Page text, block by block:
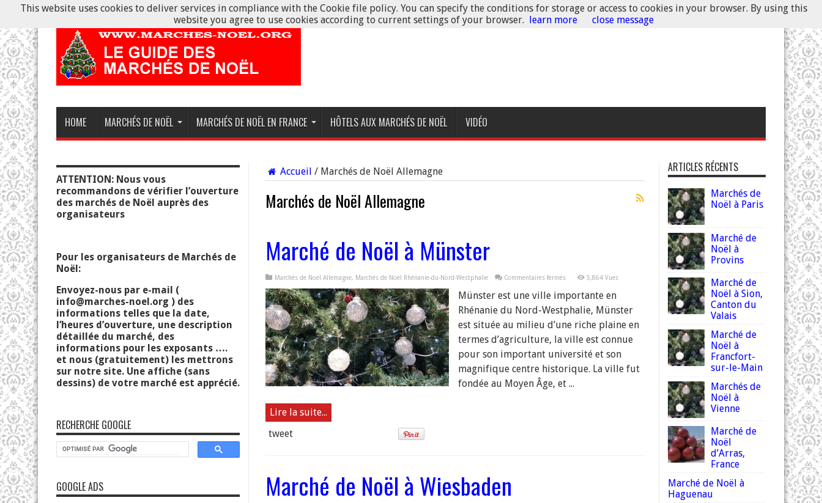
HOME MARCHÉS DE NOËL MARCHÉS DE NOËL EN FRANCE HÔTELS AUX MARCHÉS DE NOËL VIDÉO
Accueil / Marchés de Noël Allemagne
Marchés de Noël Allemagne
Marché de Noël à Münster
Marchés de Noël Allemagne, Marchés de Noël Rhénanie-du-Nord-Westphalie Commentaires fermés
Noël
Münster
5,864 Vues
Münster est une ville importante en
Rhénanie du Nord-Westphalie, Münster
est située au milieu d’une riche plaine en
termes d’agriculture, la ville est connue
pour son important université et son
magnifique centre historique. La ville fut
fondée au Moyen Âge, et ...
Lire la suite...
tweet
Marché de Noël à Wiesbaden
ARTICLES RÉCENTS
Marchés de
Noël à Paris
Marché de
Noël à
Provins
Marché de
Noël à Sion,
Canton du
Valais
Marché de
Noël à
Francfort-
sur-le-Main
Marchés de
Noël à
Vienne
Marché de
Noël
d’Arras,
France
Marché de Noël à
Haguenau
ATTENTION: Nous vous
recommandons de vérifier l’ouverture
des marchés de Noël auprès des
organisateurs
Pour les organisateurs de Marchés de
Noël:
Envoyez-nous par e-mail (
info@marches-noel.org ) des
informations telles que la date,
l’heures d’ouverture, une description
détaillée du marché, des
informations pour les exposants ….
et nous (gratuitement) les mettrons
sur notre site. Une affiche (sans
dessins) de votre marché est apprécié.
RECHERCHE GOOGLE
GOOGLE ADS
This website uses cookies to deliver services in compliance with the Cookie file policy. You can specify the conditions for storage or access to cookies in your browser. By using this
website you agree to use cookies according to current settings of your browser. learn more close message